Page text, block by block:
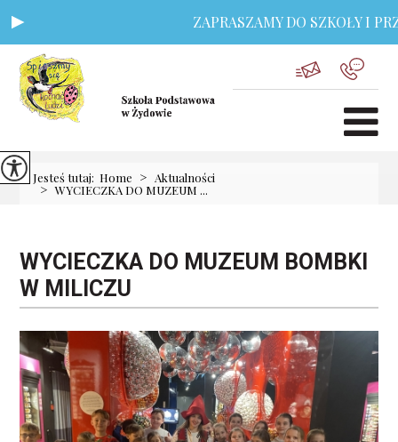
ZAPRASZAMY DO SZKOŁY I
Jesteś tutaj: Home > Aktualności
> WYCIECZKA DO MUZEUM ...
WYCIECZKA DO MUZEUM BOMBKI
W MILICZU